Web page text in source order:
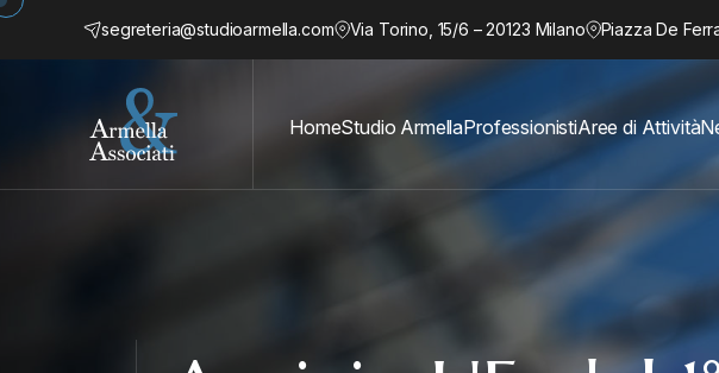
segreteria@studioarmella.com Via Torino, 15/6 – 20123 Milano Piazza De
HomeStudio ArmellaProfessionistiAree di Attività